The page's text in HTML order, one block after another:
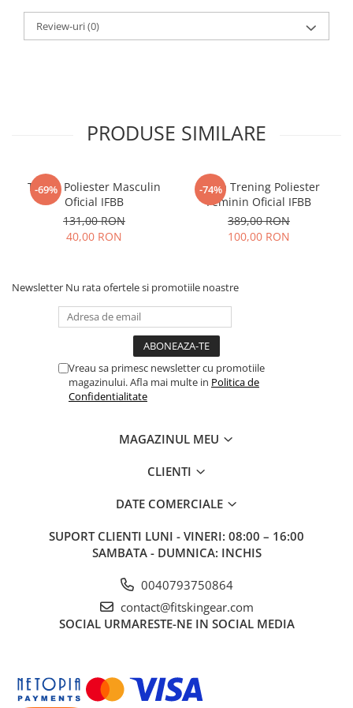
Review-uri(0)
PRODUSE SIMILARE
-69%
Tricou Poliester Masculin
Oficial IFBB
131,00 RON
40,00 RON
-74%
Bluza Trening Poliester
Feminin Oficial IFBB
389,00 RON
100,00 RON
Newsletter Nu rata ofertele si promotiile noastre
Vreau sa primesc newsletter cu promotiile
magazinului. Afla mai multe in Politica de
Confidentialitate
MAGAZINUL MEU
CLIENTI
DATE COMERCIALE
SUPORT CLIENTI LUNI - VINERI: 08:00 – 16:00
SAMBATA - DUMNICA: INCHIS
0040793750864
contact@fitskingear.com
SOCIAL URMARESTE-NE IN SOCIAL MEDIA